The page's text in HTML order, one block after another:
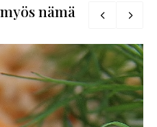
nämä